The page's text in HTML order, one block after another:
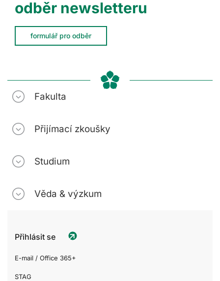
odběr newsletteru
formulář pro odběr
Fakulta
Přijímací zkoušky
Studium
Věda & výzkum
Přihlásit se
E-mail / Office 365+
STAG